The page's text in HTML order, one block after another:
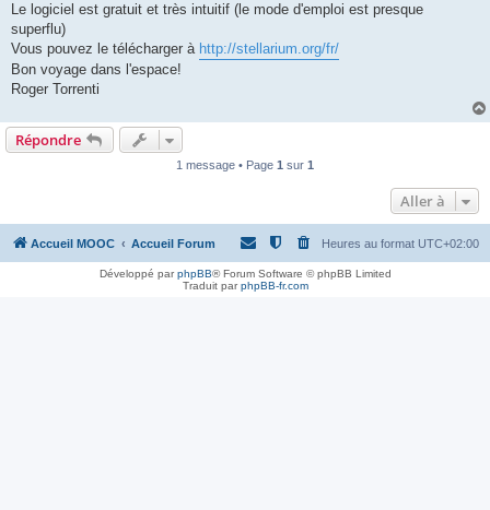
Le logiciel est gratuit et très intuitif (le mode d'emploi est presque
superflu)
Vous pouvez le télécharger à http://stellarium.org/fr/
Bon voyage dans l'espace!
Roger Torrenti
Répondre
1 message • Page 1 sur 1
Aller à
Accueil MOOC Accueil Forum Heures au format UTC+02:00
Développé parphpBB® Forum Software © phpBB Limited
Traduit parphpBB-fr.com